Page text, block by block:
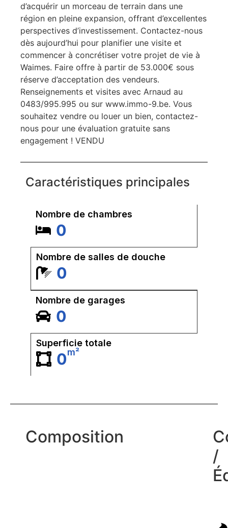
d’acquérir un morceau de terrain dans une
région en pleine expansion, offrant d’excellentes
perspectives d’investissement. Contactez-nous
dès aujourd’hui pour planifier une visite et
commencer à concrétiser votre projet de vie à
Waimes. Faire offre à partir de 53.000€ sous
réserve d’acceptation des vendeurs.
Renseignements et visites avec Arnaud au
0483/995.995 ou sur www.immo-9.be. Vous
souhaitez vendre ou louer un bien, contactez-
nous pour une évaluation gratuite sans
engagement ! VENDU
Caractéristiques principales
Nombre de chambres
0
Nombre de salles de douche
0
Nombre de garages
0
Superficie totale
0m²
Composition
/